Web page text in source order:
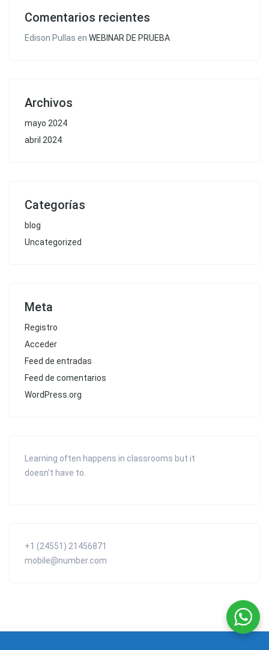
Comentarios recientes
Edison Pullas en WEBINAR DE PRUEBA
Archivos
mayo 2024
abril 2024
Categorías
blog
Uncategorized
Meta
Registro
Acceder
Feed de entradas
Feed de comentarios
WordPress.org
Learning often happens in classrooms but it
doesn’t have to.
+1 (24551) 21456871
mobile@number.com